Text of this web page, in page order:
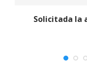
Solicitada la